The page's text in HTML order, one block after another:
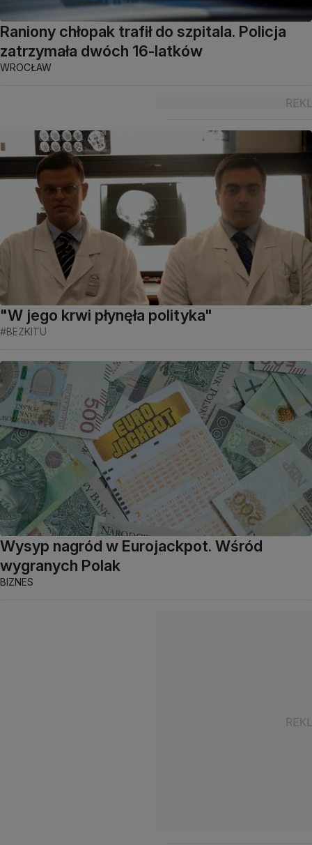
Raniony chłopak trafił do szpitala. Policja
zatrzymała dwóch 16-latków
WROCŁAW
"W jego krwi płynęła polityka"
#BEZKITU
Wysyp nagród w Eurojackpot. Wśród
wygranych Polak
BIZNES